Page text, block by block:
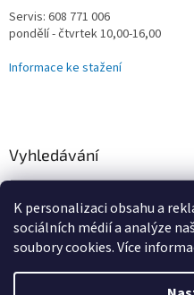
K personalizaci obsahu a
sociálních médií a analýze
soubory cookies. Více
Servis: 608 771 006
pondělí - čtvrtek 10,00-16,00
Informace ke stažení
Vyhledávání